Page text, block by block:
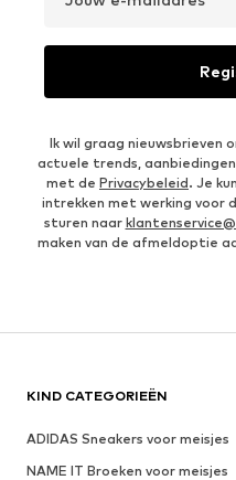
Ik wil graag nieuwsbrieven
actuele trends,
met de Privacybeleid. Je
intrekken met werking voor
sturen naar
maken van de afmeldoptie
KIND CATEGORIEËN
ADIDAS Sneakers voor meisjes
NAME IT Broeken voor meisjes